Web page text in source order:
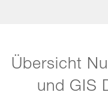
Übersicht
und GIS